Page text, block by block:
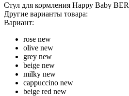
Стул для кормления Happy Baby
Другие варианты товара:
Вариант:
rose new
olive new
grey new
beige new
milky new
cappuccino new
beige red new